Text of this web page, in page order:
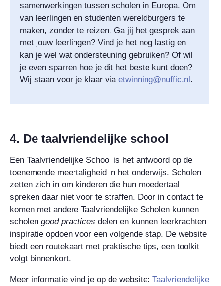
samenwerkingen tussen scholen in Europa. Om
van leerlingen en studenten wereldburgers te
maken, zonder te reizen. Ga jij het gesprek aan
met jouw leerlingen? Vind je het nog lastig en
kan je wel wat ondersteuning gebruiken? Of wil
je even sparren hoe je dit het beste kunt doen?
Wij staan voor je klaar via etwinning@nuffic.nl.
4. De taalvriendelijke school
Een Taalvriendelijke School is het antwoord op de
toenemende meertaligheid in het onderwijs. Scholen
zetten zich in om kinderen die hun moedertaal
spreken daar niet voor te straffen. Door in contact te
komen met andere Taalvriendelijke Scholen kunnen
scholen good practices delen en kunnen leerkrachten
inspiratie opdoen voor een volgende stap. De website
biedt een routekaart met praktische tips, een toolkit
volgt binnenkort.
Meer informatie vind je op de website: Taalvriendelijke